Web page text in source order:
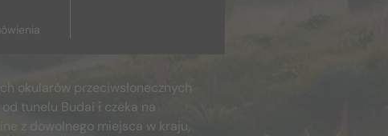
okularów przeciwsłonecznych
tunelu Budai i czeka na
z dowolnego miejsca w kraju,